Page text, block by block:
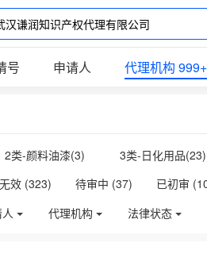
号 申请人 代理机构 999+
2类-颜料油漆(3) 3类-日化用品(23)
9类-科学仪器( 110) 10类-医疗器械(
18类-皮革皮具(4) 19类-建筑材料(
效 (323) 待审中 (37) 已初审 (
代理机构 法律状态